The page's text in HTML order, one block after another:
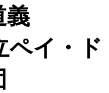
義
ペイ・